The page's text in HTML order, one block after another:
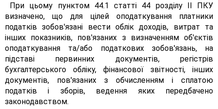
При цьому пунктом 44.1 статті 44 розділу II ПКУ
визначено, що для цілей оподаткування платники
податків зобов'язані вести облік доходів, витрат та
інших показників, пов'язаних з визначенням об'єктів
оподаткування та/або податкових зобов'язань, на
підставі первинних документів, регістрів
бухгалтерського обліку, фінансової звітності, інших
документів, пов'язаних з обчисленням і сплатою
податків і зборів, ведення яких передбачено
законодавством.